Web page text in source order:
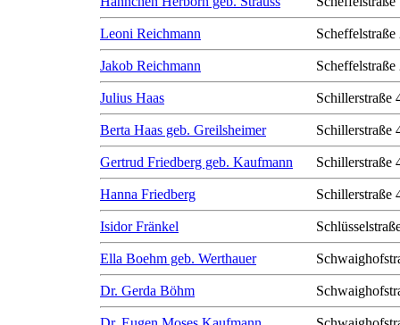
Leoni Reichmann Scheffelstraße
Jakob Reichmann Scheffelstraße
Julius Haas Schillerstraße
Berta Haas geb. Greilsheimer Schillerstraße
Gertrud Friedberg geb. Kaufmann Schillerstraße
Hanna Friedberg Schillerstraße
Isidor Fränkel
Ella Boehm geb. Werthauer
Dr. Gerda Böhm